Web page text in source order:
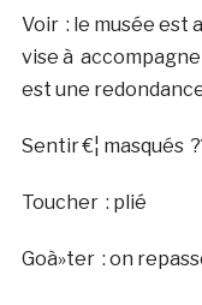
Voir : le musée est
vise à
est une
Sentir €¦ masqués
Toucher : plié
Goà»ter : on